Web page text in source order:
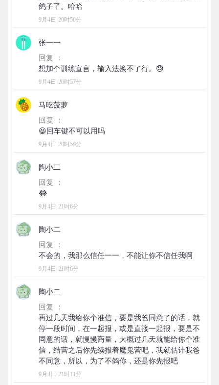
9月4日 20时50分
张一一
回复 ：
9月4日 20时57分
马吃菠萝
回复 ：
9月4日 20时59分
陶小二
回复 ：
9月4日 21时6分
陶小二
回复 ：
9月4日 21时6分
陶小二
回复 ：
再过几天我给你个准信，要是我爸同意了的话，就
停一段时间，在一起报，或是直接一起报，要是不
同意的话，就慢慢商量，大概过几天就能给你个准
信，结营之后你先续报着魔鬼营吧，我就估计我爸
9月4日 21时11分